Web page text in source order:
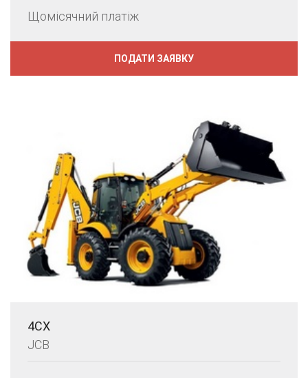
Щомісячний платіж
ПОДАТИ ЗАЯВКУ
4CX
JCB